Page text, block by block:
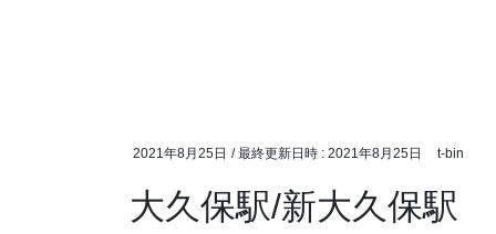
2021年8月25日 / 最終更新日時 : 2021年8月25日 t-bin
大久保駅/新大久保駅